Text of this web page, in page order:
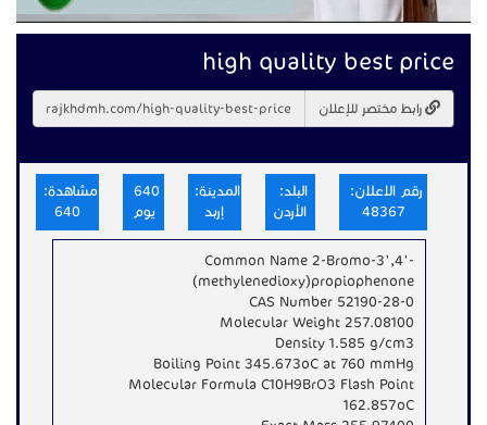
high quality best price
رابط مختصر للإعلان
رقم الاعلان:
48367
البلد:
الأردن
المدينة:
إربد
640
يوم
مشاهدة:
640
Common Name 2-Bromo-3',4'-
(methylenedioxy)propiophenone
CAS Number 52190-28-0
Molecular Weight 257.08100
Density 1.585 g/cm3
Boiling Point 345.673oC at 760 mmHg
Molecular Formula C10H9BrO3 Flash Point
162.857oC